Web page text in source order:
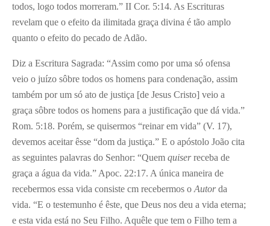
todos, logo todos morreram.” II Cor. 5:14. As Escrituras
revelam que o efeito da ilimitada graça divina é tão amplo
quanto o efeito do pecado de Adão.
Diz a Escritura Sagrada: “Assim como por uma só ofensa
veio o juízo sôbre todos os homens para condenação, assim
também por um só ato de justiça [de Jesus Cristo] veio a
graça sôbre todos os homens para a justificação que dá vida.”
Rom. 5:18. Porém, se quisermos “reinar em vida” (V. 17),
devemos aceitar êsse “dom da justiça.” E o apóstolo João cita
as seguintes palavras do Senhor: “Quem quiserreceba de
graça a água da vida.” Apoc. 22:17. A única maneira de
recebermos essa vida consiste cm recebermos o Autorda
vida. “E o testemunho é êste, que Deus nos deu a vida eterna;
e esta vida está no Seu Filho. Aquêle que tem o Filho tem a